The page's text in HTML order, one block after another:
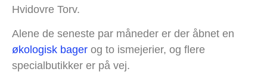
Hvidovre Torv.
Alene de seneste par måneder er der åbnet en
økologisk bager og to ismejerier, og flere
specialbutikker er på vej.